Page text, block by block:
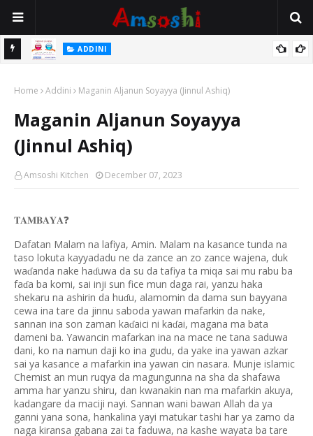
ADDINI
Home Addini Maganin Aljanun Soyayya (Jinnul Ashiq)
Maganin Aljanun Soyayya
(Jinnul Ashiq)
Amsoshi Kitchen December 07, 2023
𝐓𝐀𝐌𝐁𝐀𝐘𝐀❓
Dafatan Malam na lafiya, Amin. Malam na kasance tunda na
taso lokuta kayyadadu ne da zance an zo zance wajena, duk
waɗanda nake haɗuwa da su da tafiya ta miqa sai mu rabu ba
faɗa ba komi, sai inji sun fice mun daga rai, yanzu haka
shekaru na ashirin da huɗu, alamomin da dama sun bayyana
cewa ina tare da jinnu saboda yawan mafarkin da nake,
sannan ina son zaman kaɗaici ni kaɗai, magana ma bata
dameni ba. Yawancin mafarkan ina na mace ne tana saduwa
dani, ko na namun daji ko ina gudu, da yake ina yawan azkar
sai ya kasance a mafarkin ina yawan cin nasara. Munje islamic
Chemist an mun ruqya da magungunna na sha da shafawa
amma har yanzu shiru, dan kwanakin nan ma mafarkin akuya,
kadangare da maciji nayi. Sannan wani bawan Allah da ya
ganni yana sona, hankalina yayi matukar tashi har ya zamo da
naga kiransa gabana zai ta faduwa, na kashe wayata ba tare